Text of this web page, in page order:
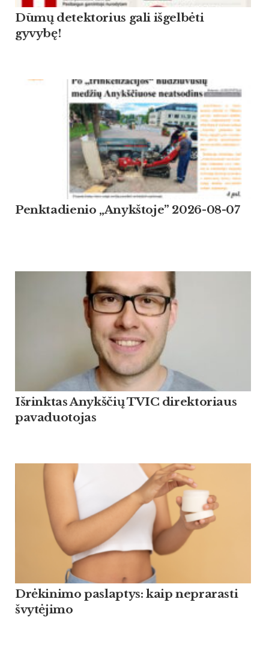
Dūmų detektorius gali išgelbėti
gyvybę!
Penktadienio „Anykštoje” 2026-08-07
Išrinktas Anykščių TVIC direktoriaus
pavaduotojas
Drėkinimo paslaptys: kaip neprarasti
švytėjimo